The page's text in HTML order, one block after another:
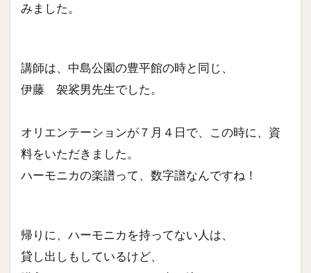
みました。
講師は、中島公園の豊平館の時と同じ、
伊藤 袈裟男先生でした。
オリエンテーションが７月４日で、この時に、資
料をいただきました。
ハーモニカの楽譜って、数字譜なんですね！
帰りに、ハーモニカを持ってない人は、
貸し出しもしているけど、